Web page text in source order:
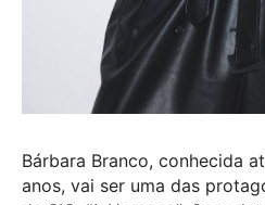
Bárbara Branco, conhecida
anos, vai ser uma das